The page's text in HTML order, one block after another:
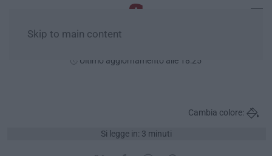
Skip to main content
Ultimo aggiornamento alle 18:25
Si legge in: 3 minuti
Cambia colore: